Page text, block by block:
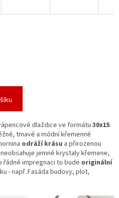
dlaždice ve formátu 30x15
tmavé a módní křemenné
odráží krásu a přirozenou
jemné krystaly křemene,
impregnaci to bude originální
- např. Fasáda budovy, plot,